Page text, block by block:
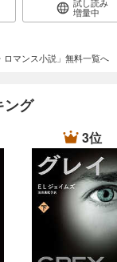
増量中
ロマンス小説」無料一覧へ
ング
3位